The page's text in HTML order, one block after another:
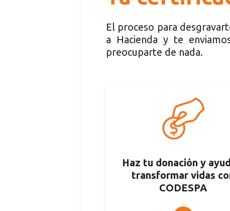
El proceso para
a Hacienda y te
preocuparte de nada.
Haz tu donación y
transformar vidas
CODESPA